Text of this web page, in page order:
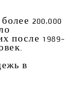
200,000
после 1989-
в